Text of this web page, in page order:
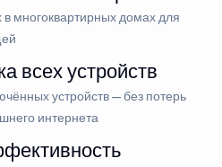
многоквартирных домах для
всех устройств
устройств — без потерь
интернета